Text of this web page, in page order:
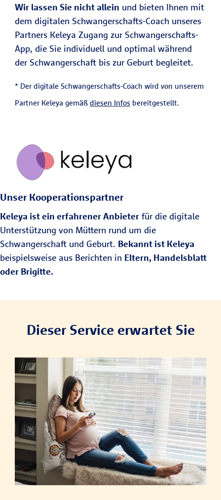
Wir lassen Sie nicht allein und bieten Ihnen mit
dem digitalen Schwangerschafts-Coach unseres
Partners Keleya Zugang zur Schwangerschafts-
App, die Sie individuell und optimal während
der Schwangerschaft bis zur Geburt begleitet.
* Der digitale Schwangerschafts-Coach wird von unserem
Partner Keleya gemäß diesen Infos bereitgestellt.
Unser Kooperationspartner
Keleya ist ein erfahrener Anbieter für die digitale
Unterstützung von Müttern rund um die
Schwangerschaft und Geburt. Bekannt ist Keleya
beispielsweise aus Berichten in Eltern, Handelsblatt
oder Brigitte.
Dieser Service erwartet Sie